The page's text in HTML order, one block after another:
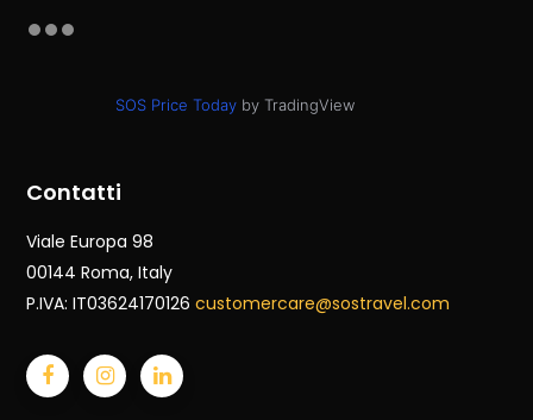
SOS Price Todayby TradingView
Contatti
Viale Europa 98
00144 Roma, Italy
P.IVA: IT03624170126 customercare@sostravel.com